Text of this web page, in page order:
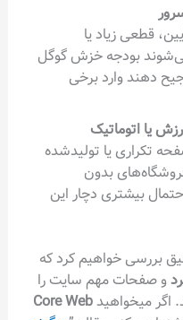
قطعی زیاد یا
بودجه خزش گوگل
دهند وارد برخی
یا اتوماتیک
تکراری یا تولیدشده
بدون
بیشتری دچار این
بررسی خواهیم کرد که
و صفحات مهم سایت را
اگر میخواهید Core Web